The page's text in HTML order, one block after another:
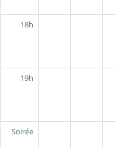
18h
19h
Soirée